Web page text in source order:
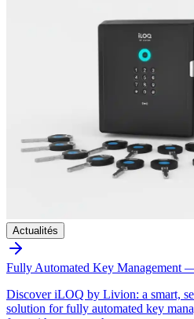
Actualités
Fully Automated Key Management
Discover iLOQ by Livion: a smart,
solution for fully automated key